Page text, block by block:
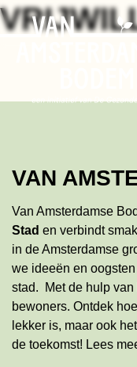
Skip
to
Search
VAN
Van Amsterdamse
Stad en verbindt
in de Amsterdamse
we ideeën en
stad. Met de hulp van
bewoners. Ontdek
lekker is, maar ook
de toekomst! Lees